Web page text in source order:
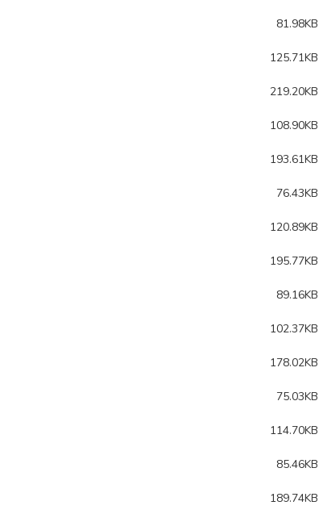
81.98KB
125.71KB
219.20KB
108.90KB
193.61KB
76.43KB
120.89KB
195.77KB
89.16KB
102.37KB
178.02KB
75.03KB
114.70KB
85.46KB
189.74KB